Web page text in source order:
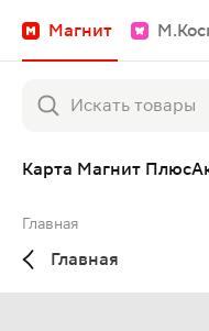
Магнит
Карта Магнит Плюс
Главная
Главная